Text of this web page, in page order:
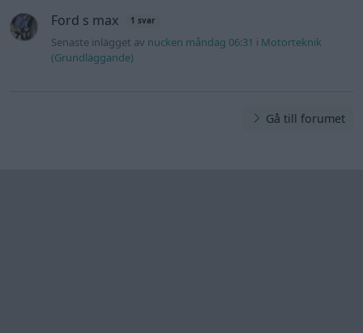
Ford s max 1 svar
Senaste inlägget av nucken måndag 06:31 i Motorteknik
(Grundläggande)
Gå till forumet